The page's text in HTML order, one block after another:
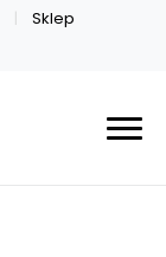
Sklep